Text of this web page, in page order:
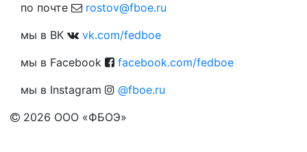
по почте
rostov@fboe.ru
мы в ВК
vk.com/fedboe
мы в Facebook
facebook.com/fedboe
мы в Instagram
@fboe.ru
2026 ООО «ФБОЭ»